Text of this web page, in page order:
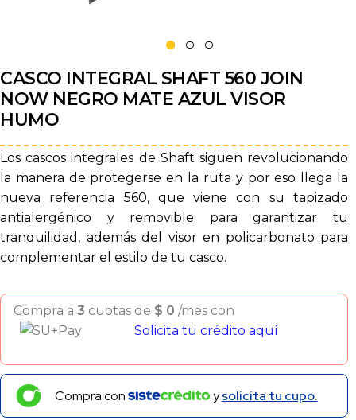
CASCO INTEGRAL SHAFT 560 JOIN
NOW NEGRO MATE AZUL VISOR
HUMO
Los cascos integrales de Shaft siguen revolucionando
la manera de protegerse en la ruta y por eso llega la
nueva referencia 560, que viene con su tapizado
antialergénico y removible para garantizar tu
tranquilidad, además del visor en policarbonato para
complementar el estilo de tu casco.
Compra a 3 cuotas de $ 0 /mes con
Solicita tu crédito aquí
Compra con ysolicita tu cupo.